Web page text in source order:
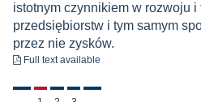
istotnym czynnikiem w rozwoju
przedsiębiorstw i tym samym
przez nie zysków.
Full text available